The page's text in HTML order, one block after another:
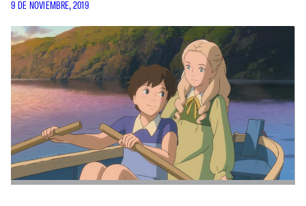
9 DE NOVIEMBRE, 2019